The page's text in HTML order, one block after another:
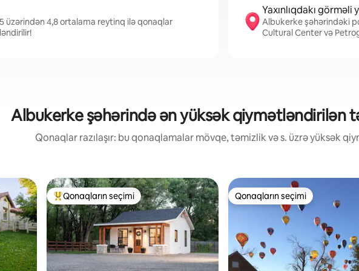
üzərindən 4,8 ortalama reytinq ilə qonaqlar
Yaxınlıqdakı görməli
Albukerke şəhərindəki
Cultural Center və
Albukerke şəhərində ən yüksək qiymətləndirilən
Qonaqlar razılaşır: bu qonaqlamalar mövqe, təmizlik və s. üzrə yüksək
Populyar "Qonaqların seçimi"
Qonaqların seçimi Qonaqların seçimi
Qonaqların seçimi